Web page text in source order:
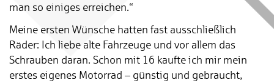
man so einiges erreichen.“
Meine ersten Wünsche hatten fast ausschließlich
Räder: Ich liebe alte Fahrzeuge und vor allem das
Schrauben daran. Schon mit 16 kaufte ich mir mein
erstes eigenes Motorrad – günstig und gebraucht,